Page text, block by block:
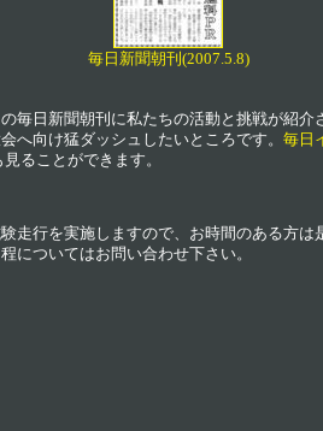
毎日新聞朝刊(2007.5.8)
の毎日新聞朝刊に私たちの活動と挑戦が紹介
へ向け猛ダッシュしたいところです。 毎日
ることができます。
走行を実施しますので、お時間のある方は
についてはお問い合わせ下さい。